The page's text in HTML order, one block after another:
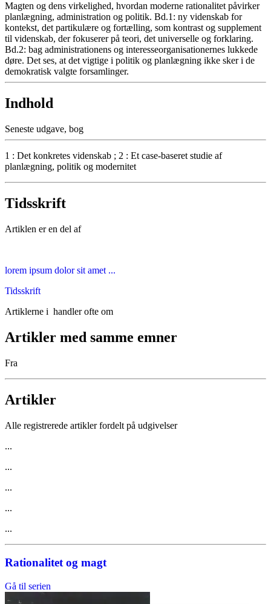
Magten og dens virkelighed, hvordan moderne rationalitet påvirker
planlægning, administration og politik. Bd.1: ny videnskab for
kontekst, det partikulære og fortælling, som kontrast og supplement
til videnskab, der fokuserer på teori, det universelle og forklaring.
Bd.2: bag administrationens og interesseorganisationernes lukkede
døre. Det ses, at det vigtige i politik og planlægning ikke sker i de
demokratisk valgte forsamlinger.
Indhold
Seneste udgave, bog
1 : Det konkretes videnskab ; 2 : Et case-baseret studie af
planlægning, politik og modernitet
Tidsskrift
Artiklen er en del af
lorem ipsum dolor sit amet ...
Tidsskrift
Artiklerne i handler ofte om
Artikler med samme emner
Fra
Artikler
Alle registrerede artikler fordelt på udgivelser
...
...
...
...
...
Rationalitet og magt
Gå til serien